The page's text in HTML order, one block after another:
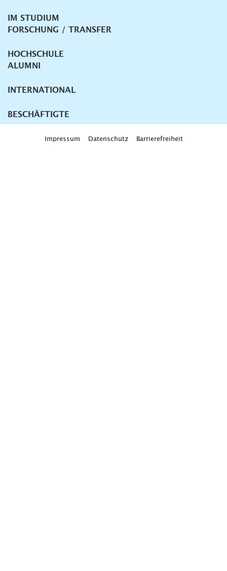
IM STUDIUM
FORSCHUNG / TRANSFER
HOCHSCHULE
ALUMNI
INTERNATIONAL
BESCHÄFTIGTE
Impressum Datenschutz Barrierefreiheit